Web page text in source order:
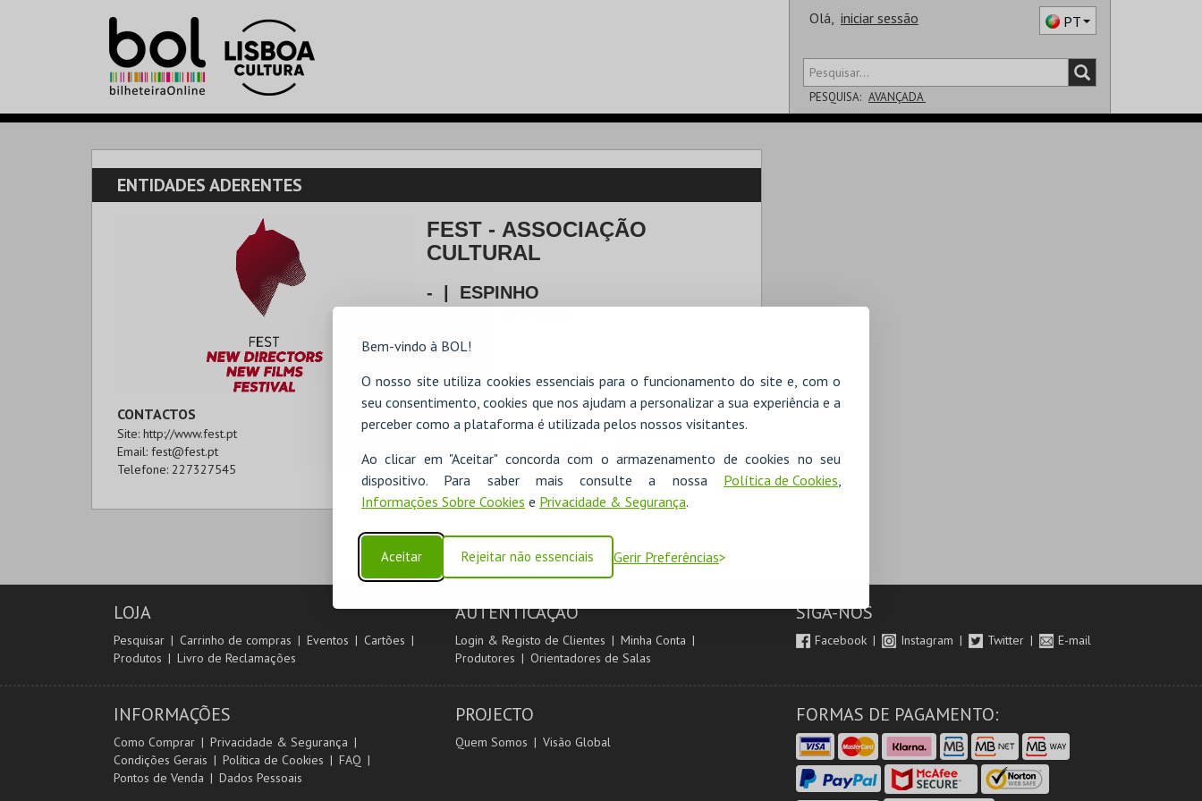
Bem-vindo à BOL!
O nosso site utiliza cookies essenciais para o funcionamento do site e, com o
seu consentimento, cookies que nos ajudam a personalizar a sua experiência e a
perceber como a plataforma é utilizada pelos nossos visitantes.
Ao clicar em "Aceitar" concorda com o armazenamento de cookies no seu
dispositivo. Para saber mais consulte a nossa Política de Cookies,
Informações Sobre Cookies e Privacidade & Segurança.
Aceitar Rejeitar não essenciais Gerir Preferências
Olá, iniciar sessão PT
PESQUISA: AVANÇADA
ENTIDADES ADERENTES
FEST - ASSOCIAÇÃO
CULTURAL
- ESPINHO
4500-276 ESTPINHO
CONTACTOS
Site: http://www.fest.pt
Email: fest@fest.pt
Telefone: 227327545
SITE BOL
https://fest.bol.pt
COMPRAR
ENTIDADE RESPONSÁVEL
FEST - Associação Cultural
NIF:
LOJA
Pesquisar Carrinho de compras Eventos
Cartões
Produtos
Livro de Reclamações
AUTENTICAÇÃO
Login & Registo de Clientes
Minha Conta
Produtores
Orientadores de Salas
SIGA-NOS
Facebook Instagram Twitter E-mail
INFORMAÇÕES
Como Comprar
Privacidade & Segurança
Condições Gerais
Política de Cookies
FAQ
Pontos de Venda
Dados Pessoais
PROJECTO
Quem Somos Visão Global
FORMAS DE PAGAMENTO: